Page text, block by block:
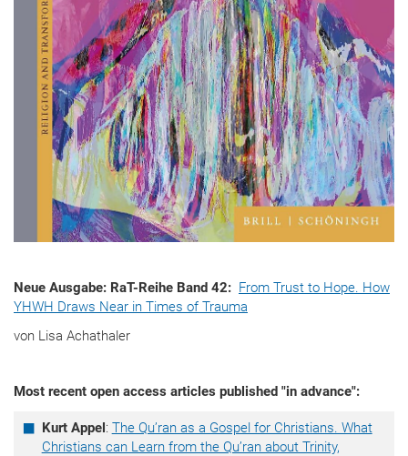
Neue Ausgabe: RaT-Reihe Band 42: From Trust to Hope. How
YHWH Draws Near in Times of Trauma
von Lisa Achathaler
Most recent open access articles published "in advance":
Kurt Appel: The Qu’ran as a Gospel for Christians. What
Christians can Learn from the Qu’ran about Trinity,